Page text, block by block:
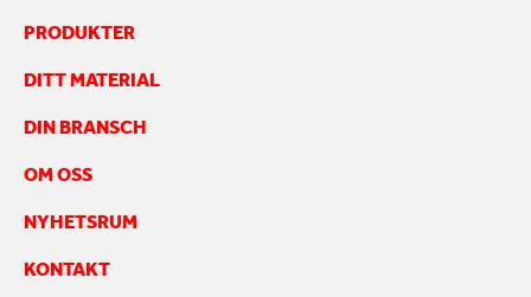
PRODUKTER
DITT MATERIAL
DIN BRANSCH
OM OSS
NYHETSRUM
KONTAKT